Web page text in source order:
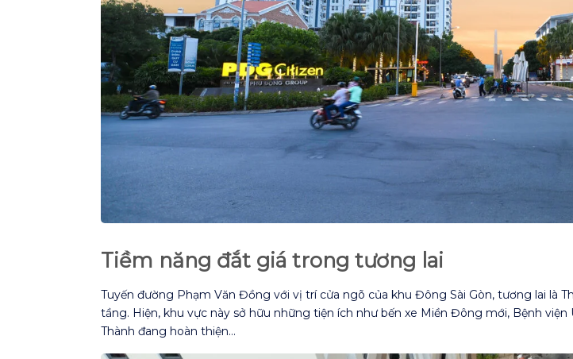
Tiềm năng đắt giá trong tương lai
Tuyến đường Phạm Văn Đồng với vị trí cửa ngõ của khu Đông Sài Gòn, tương lai là
tầng. Hiện, khu vực này sở hữu những tiện ích như bến xe Miền Đông mới, Bệnh
Thành đang hoàn thiện…